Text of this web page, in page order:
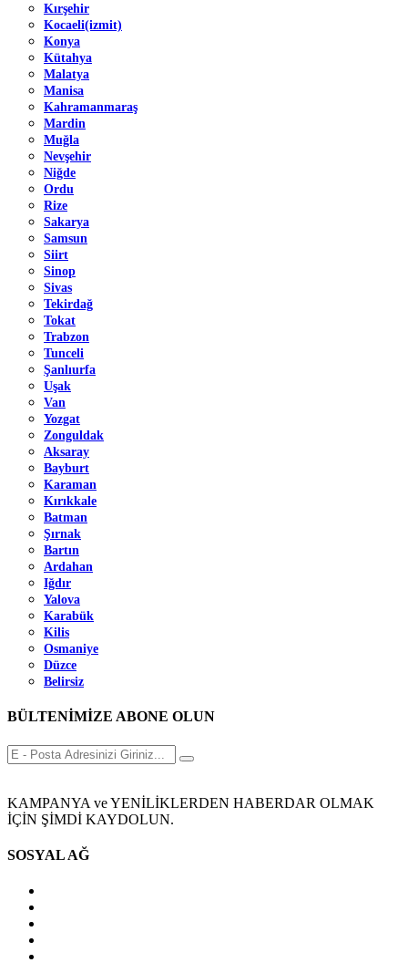
Kırşehir
Kocaeli(izmit)
Konya
Kütahya
Malatya
Manisa
Kahramanmaraş
Mardin
Muğla
Nevşehir
Niğde
Ordu
Rize
Sakarya
Samsun
Siirt
Sinop
Sivas
Tekirdağ
Tokat
Trabzon
Tunceli
Şanlıurfa
Uşak
Van
Yozgat
Zonguldak
Aksaray
Bayburt
Karaman
Kırıkkale
Batman
Şırnak
Bartın
Ardahan
Iğdır
Yalova
Karabük
Kilis
Osmaniye
Düzce
Belirsiz
BÜLTENİMİZE ABONE OLUN
KAMPANYA ve YENİLİKLERDEN HABERDAR OLMAK
İÇİN ŞİMDİ KAYDOLUN.
SOSYAL AĞ